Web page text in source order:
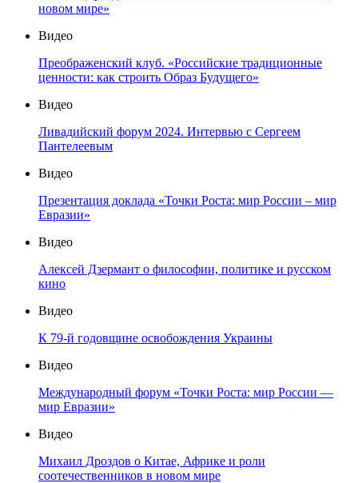
новом мире»
Видео
Преображенский клуб. «Российские традиционные
ценности: как строить Образ Будущего»
Видео
Ливадийский форум 2024. Интервью с Сергеем
Пантелеевым
Видео
Презентация доклада «Точки Роста: мир России – мир
Евразии»
Видео
Алексей Дзермант о философии, политике и русском
кино
Видео
К 79-й годовщине освобождения Украины
Видео
Международный форум «Точки Роста: мир России —
мир Евразии»
Видео
Михаил Дроздов о Китае, Африке и роли
соотечественников в новом мире